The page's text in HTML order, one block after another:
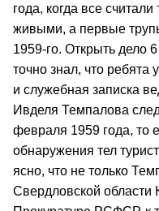
года, когда все
живыми, а первые
1959-го. Открыть дело
точно знал, что ребята
и служебная записка
Ивделя Темпалова
февраля 1959 года, то
обнаружения тел
ясно, что не только
Свердловской области